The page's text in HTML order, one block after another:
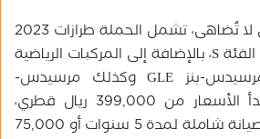
ولعشاق الفخامة التي لا تُضاهى، تشمل الحملة طرازات 2023
لسيارات مرسيدس-بنز الفئة S، بالإضافة إلى المركبات الرياضية
المتعددة المهام مرسيدس-بنز GLE وكذلك مرسيدس-
AMG GLE كوبيه. تبدأ الأسعار من 399,000 ريال قطري،
ويشمل العرض باقة صيانة شاملة لمدة 5 سنوات أو 75,000